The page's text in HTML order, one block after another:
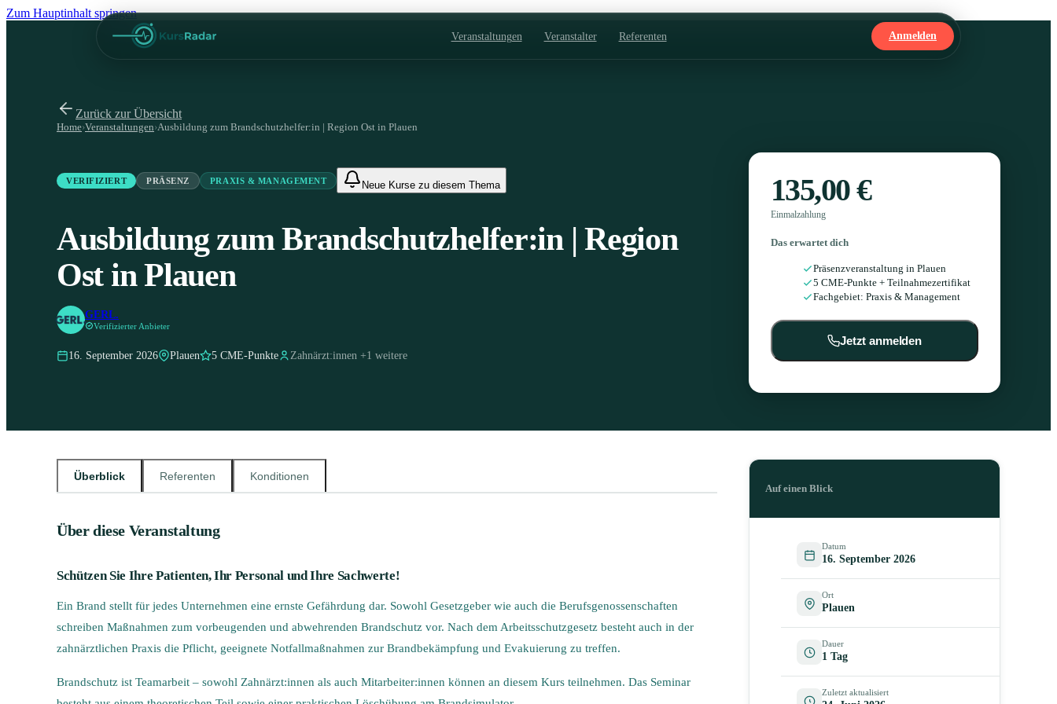
Zum Hauptinhalt springen
Veranstaltungen Veranstalter Referenten Anmelden
Zurück zur Übersicht
Home›Veranstaltungen›Ausbildung zum Brandschutzhelfer:in | Region Ost in Plauen
VERIFIZIERT PRÄSENZ PRAXIS & MANAGEMENT Neue Kurse zu diesem Thema
Ausbildung zum Brandschutzhelfer:in | Region
Ost in Plauen
GERL.
Verifizierter Anbieter
16. September 2026 Plauen 5 CME-Punkte Zahnärzt:innen +1 weitere
135,00 €
Einmalzahlung
Das erwartet dich
Präsenzveranstaltung in Plauen
5 CME-Punkte + Teilnahmezertifikat
Fachgebiet: Praxis & Management
Jetzt anmelden
Überblick Referenten Konditionen
Über diese Veranstaltung
Schützen Sie Ihre Patienten, Ihr Personal und Ihre Sachwerte!
Ein Brand stellt für jedes Unternehmen eine ernste Gefährdung dar. Sowohl Gesetzgeber wie auch die Berufsgenossenschaften
schreiben Maßnahmen zum vorbeugenden und abwehrenden Brandschutz vor. Nach dem Arbeitsschutzgesetz besteht auch in der
zahnärztlichen Praxis die Pflicht, geeignete Notfallmaßnahmen zur Brandbekämpfung und Evakuierung zu treffen.
Brandschutz ist Teamarbeit – sowohl Zahnärzt:innen als auch Mitarbeiter:innen können an diesem Kurs teilnehmen. Das Seminar
Auf einen Blick
Datum
16. September 2026
Ort
Plauen
Dauer
1 Tag
Zuletzt aktualisiert